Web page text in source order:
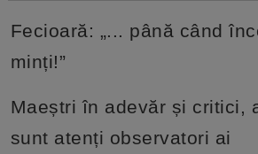
Fecioară: „... până când
minți!”
Maeștri în adevăr și critici,
sunt atenți observatori ai